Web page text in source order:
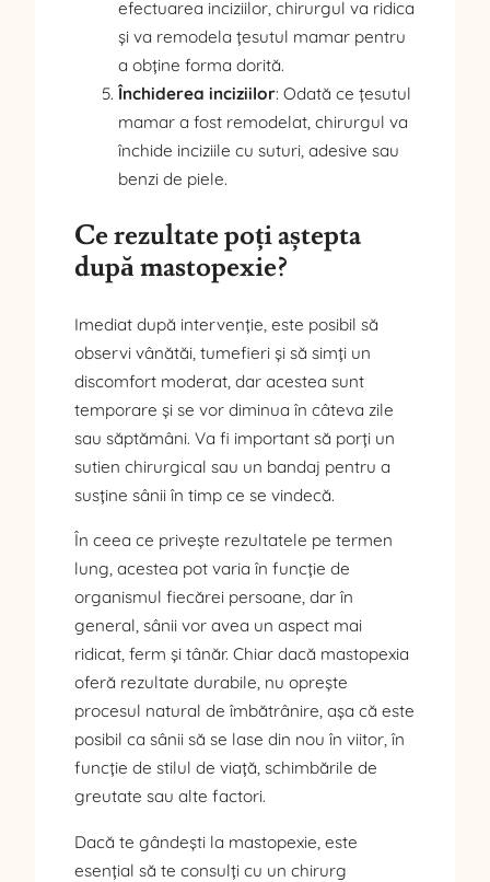
efectuarea inciziilor, chirurgul va ridica
și va remodela țesutul mamar pentru
a obține forma dorită.
Închiderea inciziilor: Odată ce țesutul
mamar a fost remodelat, chirurgul va
închide inciziile cu suturi, adesive sau
benzi de piele.
Ce rezultate poți aștepta
după mastopexie?
Imediat după intervenție, este posibil să
observi vânătăi, tumefieri și să simți un
discomfort moderat, dar acestea sunt
temporare și se vor diminua în câteva zile
sau săptămâni. Va fi important să porți un
sutien chirurgical sau un bandaj pentru a
susține sânii în timp ce se vindecă.
În ceea ce privește rezultatele pe termen
lung, acestea pot varia în funcție de
organismul fiecărei persoane, dar în
general, sânii vor avea un aspect mai
ridicat, ferm și tânăr. Chiar dacă mastopexia
oferă rezultate durabile, nu oprește
procesul natural de îmbătrânire, așa că este
posibil ca sânii să se lase din nou în viitor, în
funcție de stilul de viață, schimbările de
greutate sau alte factori.
Dacă te gândești la mastopexie, este
esențial să te consulți cu un chirurg